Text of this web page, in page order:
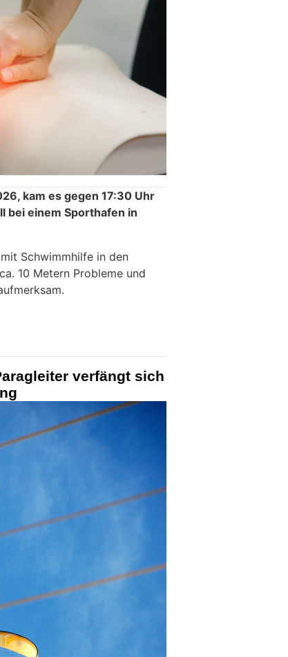
kam es gegen 17:30 Uhr
bei einem Sporthafen in
Schwimmhilfe in den
10 Metern Probleme und
verfängt sich